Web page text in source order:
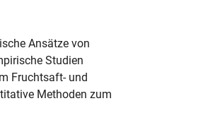
Ansätze von
Studien
Fruchtsaft- und
Methoden zum